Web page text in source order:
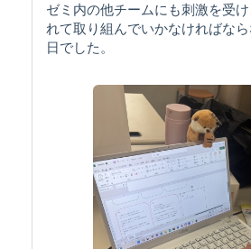
ゼミ内の他チームにも刺激を受
れて取り組んでいかなければな
日でした。